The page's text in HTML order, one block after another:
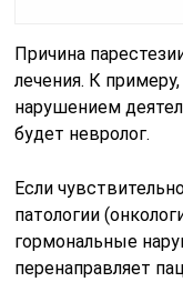
Причина
лечения. К
нарушением
будет невролог.
Если
патологии
гормональные
перенаправляет